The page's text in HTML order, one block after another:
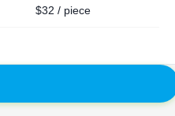
$32 / piece